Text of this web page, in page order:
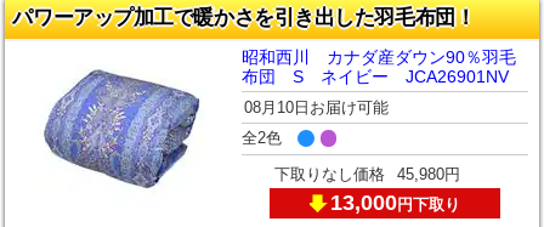
パワーアップ加工で暖かさを引き出した羽毛布団！
昭和西川 カナダ産ダウン90％羽毛
布団 S ネイビー JCA26901NV
08月10日お届け可能
全2色
下取りなし価格 45,980円
13,000円下取り